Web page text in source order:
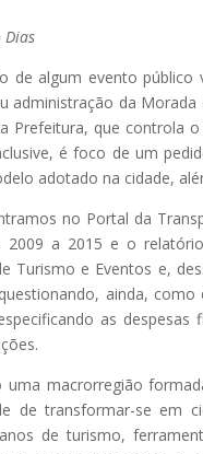
Dias
de algum evento
administração da
Prefeitura, que controla
é foco de um
adotado na cidade,
no Portal da
2009 a 2015 e o
Turismo e Eventos e,
ainda,
as
uma macrorregião
de transformar-se em
de turismo,